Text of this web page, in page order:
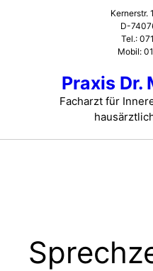
Kernerstr.
D-
Tel.:
Mobil:
Praxis Dr.
Facharzt für